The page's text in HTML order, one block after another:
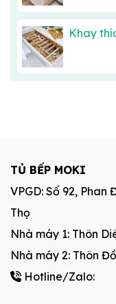
Khay
TỦ BẾP MOKI
VPGD: Số 92, Phan
Thọ
Nhà máy 1: Thôn
Nhà máy 2: Thôn
Hotline/Zalo: